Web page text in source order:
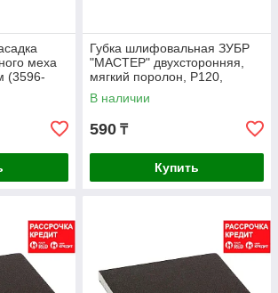
меха
(3596-
Губка шлифовальная ЗУБР
"МАСТЕР" двухсторонняя,
мягкий поролон, Р120,
123х98х12мм (35614-120)
В наличии
590 ₸
Купить